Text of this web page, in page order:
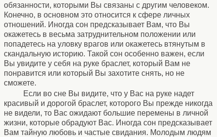
обязанности, которыми Вы связаны с другим человеком.
Конечно, в основном это относится к сфере личных
отношений. Иногда сон предсказывает Вам, что Вы
окажетесь в весьма затруднительном положении или
попадетесь на уловку врагов или окажетесь втянутым в
скандальную историю. Такой сон особенно важен, если
Вы увидите у себя на руке браслет, который Вам не
понравится или который Вы захотите снять, но не
сможете.
Если во сне Вы видите, что у Вас на руке надет
красивый и дорогой браслет, которого Вы прежде никогда
не видели, то Вас ожидают большие перемены в личной
жизни, которые обрадуют Вас. Иногда сон предсказывает
Вам тайную любовь и частые свидания. Молодым людям